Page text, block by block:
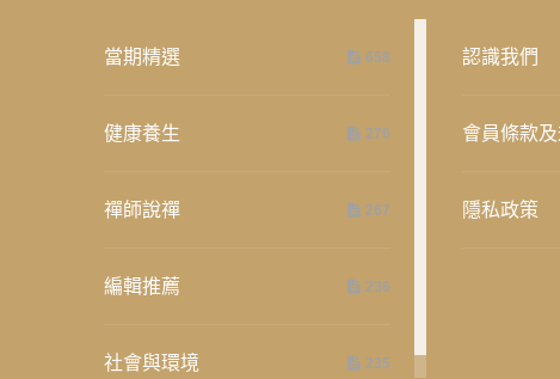
當期精選 658
健康養生 276
禪師說禪 267
編輯推薦 236
社會與環境 235
認識我們
會員條款及
隱私政策